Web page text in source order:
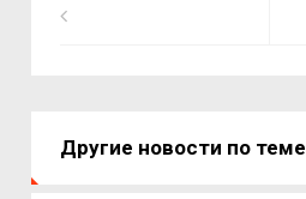
Другие новости по теме